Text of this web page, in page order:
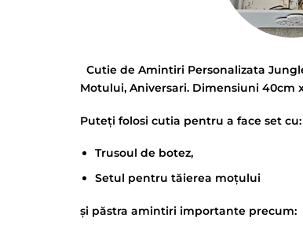
Cutie de Amintiri Personalizata
Motului, Aniversari. Dimensiuni 40cm
Puteți folosi cutia pentru a face set cu:
Trusoul de botez,
Setul pentru tăierea moțului
și păstra amintiri importante precum: